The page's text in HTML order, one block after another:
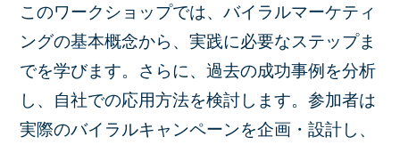
このワークショップでは、バイラルマーケティ
ングの基本概念から、実践に必要なステップま
でを学びます。さらに、過去の成功事例を分析
し、自社での応用方法を検討します。参加者は
実際のバイラルキャンペーンを企画・設計し、